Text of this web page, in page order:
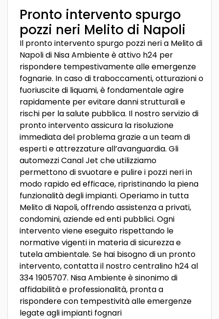
Pronto intervento spurgo
pozzi neri Melito di Napoli
Il pronto intervento spurgo pozzi neri a Melito di
Napoli di Nisa Ambiente è attivo h24 per
rispondere tempestivamente alle emergenze
fognarie. In caso di traboccamenti, otturazioni o
fuoriuscite di liquami, è fondamentale agire
rapidamente per evitare danni strutturali e
rischi per la salute pubblica. Il nostro servizio di
pronto intervento assicura la risoluzione
immediata del problema grazie a un team di
esperti e attrezzature all’avanguardia. Gli
automezzi Canal Jet che utilizziamo
permettono di svuotare e pulire i pozzi neri in
modo rapido ed efficace, ripristinando la piena
funzionalità degli impianti. Operiamo in tutta
Melito di Napoli, offrendo assistenza a privati,
condomini, aziende ed enti pubblici. Ogni
intervento viene eseguito rispettando le
normative vigenti in materia di sicurezza e
tutela ambientale. Se hai bisogno di un pronto
intervento, contatta il nostro centralino h24 al
334 1905707. Nisa Ambiente è sinonimo di
affidabilità e professionalità, pronta a
rispondere con tempestività alle emergenze
legate agli impianti fognari